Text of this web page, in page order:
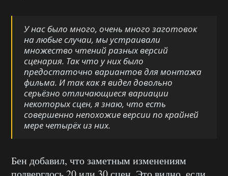
У нас было много, очень много заготовок
на любые случаи, мы устраивали
множество чтений разных версий
сценария. Так что у них было
предостаточно вариантов для монтажа
фильма. И так как я видел довольно
серьёзно отличающиеся вариации
некоторых сцен, я знаю, что есть
совершенно непохожие версии по крайней
мере четырёх из них.
Бен добавил, что заметным изменениям